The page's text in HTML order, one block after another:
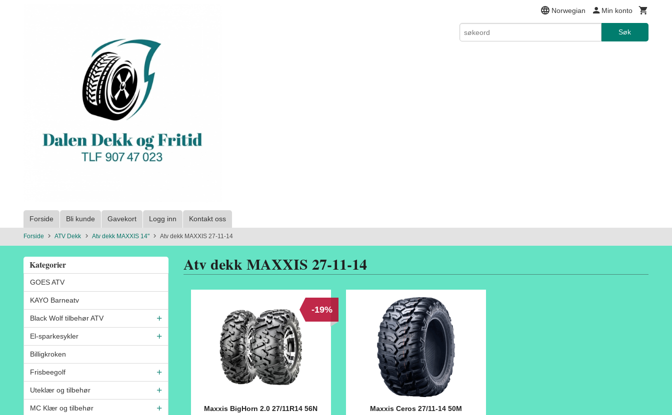
Norwegian Min konto
Søk
Forside Bli kunde Gavekort Logg inn Kontakt oss
Forside ATV Dekk Atv dekk MAXXIS 14" Atv dekk MAXXIS 27-11-14
Kategorier
GOES ATV
KAYO Barneatv
Black Wolf tilbehør ATV
El-sparkesykler
Billigkroken
Frisbeegolf
Uteklær og tilbehør
MC Klær og tilbehør
Atv dekk MAXXIS 27-11-14
Maxxis BigHorn 2.0 27/11R14 56N
-19%
Maxxis Ceros 27/11-14 50M